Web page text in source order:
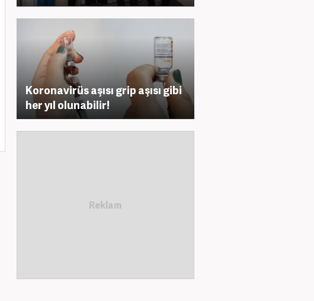
Koronavirüs aşısı grip aşısı gibi
her yıl olunabilir!